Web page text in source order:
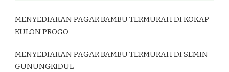
MENYEDIAKAN PAGAR BAMBU TERMURAH DI KOKAP
KULON PROGO
MENYEDIAKAN PAGAR BAMBU TERMURAH DI SEMIN
GUNUNGKIDUL